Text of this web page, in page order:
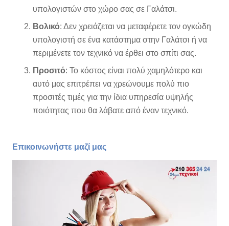
υπολογιστών στο χώρο σας σε Γαλάτσι.
Βολικό: Δεν χρειάζεται να μεταφέρετε τον ογκώδη
υπολογιστή σε ένα κατάστημα στην Γαλάτσι ή να
περιμένετε τον τεχνικό να έρθει στο σπίτι σας.
Προσιτό: Το κόστος είναι πολύ χαμηλότερο και
αυτό μας επιτρέπει να χρεώνουμε πολύ πιο
προσιτές τιμές για την ίδια υπηρεσία υψηλής
ποιότητας που θα λάβατε από έναν τεχνικό.
Επικοινωνήστε μαζί μας